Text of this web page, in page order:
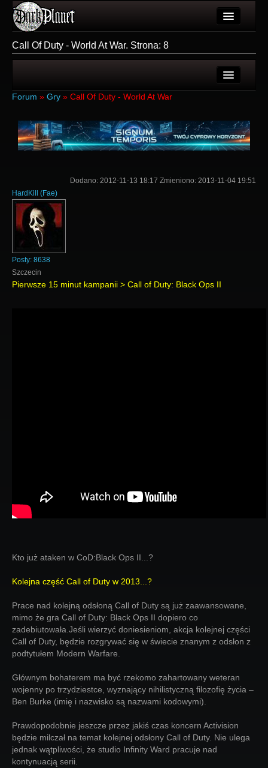
Użytkownicy
Forum
Call Of Duty - World At War. Strona: 8
Ostatnie tematy
Nowe tematy
Login
Forum » Gry » Call Of Duty - World At War
Dodano: 2012-11-13 18:17 Zmieniono: 2013-11-04 19:51
HardKill (Fae)
Posty: 8638
Szczecin
Pierwsze 15 minut kampanii > Call of Duty: Black Ops II
Kto już ataken w CoD:Black Ops II...?
Kolejna część Call of Duty w 2013...?
Prace nad kolejną odsłoną Call of Duty są już zaawansowane,
mimo że gra Call of Duty: Black Ops II dopiero co
zadebiutowała.Jeśli wierzyć doniesieniom, akcja kolejnej części
Call of Duty, będzie rozgrywać się w świecie znanym z odsłon z
podtytułem Modern Warfare.
Głównym bohaterem ma być rzekomo zahartowany weteran
wojenny po trzydziestce, wyznający nihilistyczną filozofię życia –
Ben Burke (imię i nazwisko są nazwami kodowymi).
Prawdopodobnie jeszcze przez jakiś czas koncern Activision
będzie milczał na temat kolejnej odsłony Call of Duty. Nie ulega
jednak wątpliwości, że studio Infinity Ward pracuje nad
kontynuacją serii.